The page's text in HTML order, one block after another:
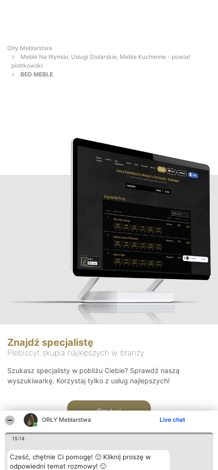
ORŁY Meblarstwa Live chat
15:14
Cześć, chętnie Ci pomogę! 🙂 Kliknij proszę w
odpowiedni temat rozmowy! 🙂
Orły Meblarstwa
Meble Na Wymiar, Usługi Stolarskie, Meble Kuchenne - powiat
piotrkowski
BED MEBLE
Znajdź specjalistę
Plebiscyt skupia najlepszych w branży
Szukasz specjalisty w pobliżu Ciebie? Sprawdź naszą
wyszukiwarkę. Korzystaj tylko z usług najlepszych!
Szukaj